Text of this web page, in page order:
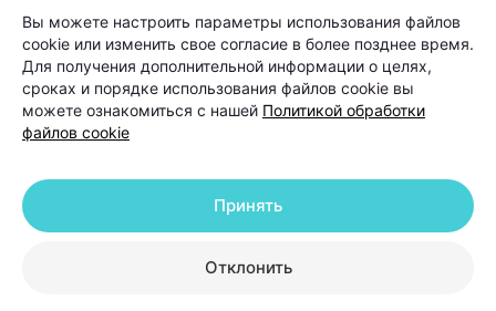
когда стоит обратиться к специалисту, какие
методы сегодня используют для восстановления
волос и можно ли полностью остановить
облысение.
Вы можете настроить параметры использования файлов
cookie или изменить свое согласие в более позднее время.
Для получения дополнительной информации о целях,
сроках и порядке использования файлов cookie вы
можете ознакомиться с нашей Политикой обработки
файлов cookie
Отклонить
Принять